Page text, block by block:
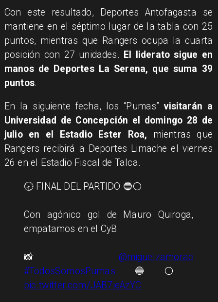
Con este resultado, Deportes Antofagasta se
mantiene en el séptimo lugar de la tabla con 25
puntos, mientras que Rangers ocupa la cuarta
posición con 27 unidades. El liderato sigue en
manos de Deportes La Serena, que suma 39
puntos.
En la siguiente fecha, los “Pumas”visitarán a
Universidad de Concepción el domingo 28 de
julio en el Estadio Ester Roa, mientras que
Rangers recibirá a Deportes Limache el viernes
26 en el Estadio Fiscal de Talca.
🕣 FINAL DEL PARTIDO 🔵⚪️
Con agónico gol de Mauro Quiroga,
empatamos en el CyB
📸 @miguelzamorac
#TodosSomosPumas 🔵⚪️
pic.twitter.com/JAB7jeAzYC